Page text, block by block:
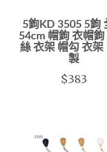
5鉤KD 3505 5鉤
54cm 帽鉤 衣帽鉤
絲 衣架 帽勾 衣架
製
$383